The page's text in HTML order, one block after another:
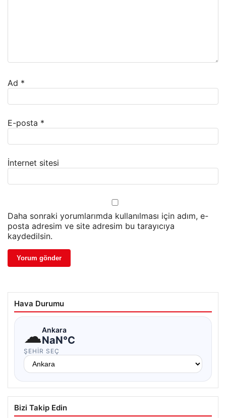
Ad *
E-posta *
İnternet sitesi
Daha sonraki yorumlarımda kullanılması için adım, e-
posta adresim ve site adresim bu tarayıcıya
kaydedilsin.
Hava Durumu
☁Ankara
NaN°C
ŞEHIR SEÇ
Bizi Takip Edin